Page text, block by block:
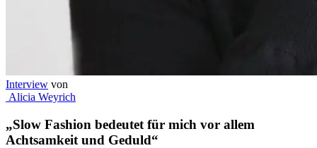
Interview von
Alicia Weyrich
„Slow Fashion bedeutet für mich vor allem
Achtsamkeit und Geduld“